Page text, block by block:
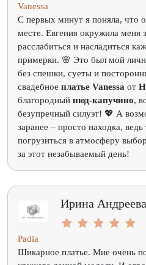
Vanessa
С первых минут я поняла, что
месте. Евгения окружила меня
расслабиться и насладиться
примерки. 🌸 Это был мой
без спешки, суеты и
свадебное платье Vanessa от
благородный нюд-капучино,
безупречный силуэт! 💖 А
заранее – просто находка,
погрузиться в атмосферу
за этот незабываемый день!
Ирина Андреева
Padia
Шикарное платье. Мне очень